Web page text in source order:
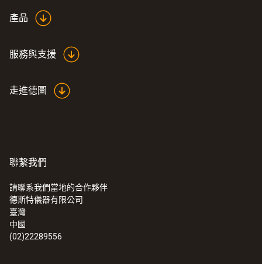
產品
服務與支援
走進德圖
聯繫我們
請聯系我們當地的合作夥伴
德斯特儀器有限公司
臺灣
中國
(02)22289556